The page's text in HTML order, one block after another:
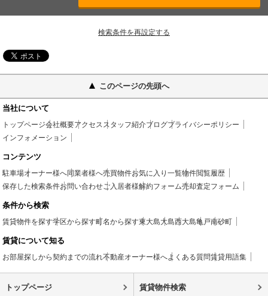
検索条件を再設定する
このページの先頭へ
当社について
トップページ会社概要アクセス スタッフ紹介ブログプライバシーポリシー
インフォメーション
コンテンツ
駐車場オーナー様へ同業者様へ売買物件お気に入り一覧物件閲覧履歴
保存した検索条件お問い合わせご入居者様解約フォーム売却査定フォーム
条件から検索
賃貸物件を探す学区から探す町名から探す東大島大島西大島亀戸南砂町
賃貸について知る
お部屋探しから契約までの流れ不動産オーナー様へよくある質問賃貸用語集
トップページ 賃貸物件検索